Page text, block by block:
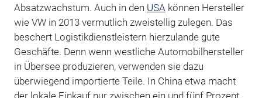
Absatzwachstum. Auch in den USAkönnen Hersteller
wie VW in 2013 vermutlich zweistellig zulegen. Das
beschert Logistikdienstleistern hierzulande gute
Geschäfte. Denn wenn westliche Automobilhersteller
in Übersee produzieren, verwenden sie dazu
überwiegend importierte Teile. In China etwa macht